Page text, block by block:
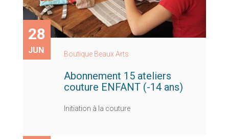
28
JUN Boutique Beaux Arts
Abonnement 15 ateliers
couture ENFANT (-14 ans)
Initiation à la couture